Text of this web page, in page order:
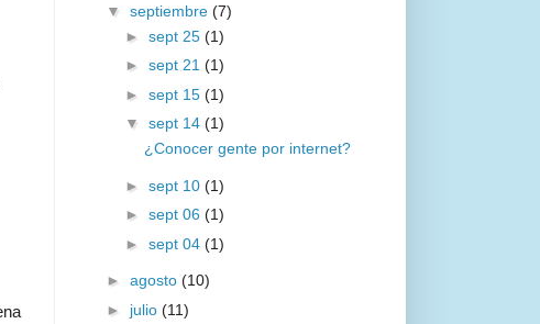
▼ septiembre (7)
► sept 25 (1)
► sept 21 (1)
► sept 15 (1)
▼ sept 14 (1)
¿Conocer gente por internet?
► sept 10 (1)
► sept 06 (1)
► sept 04 (1)
► agosto (10)
► julio (11)